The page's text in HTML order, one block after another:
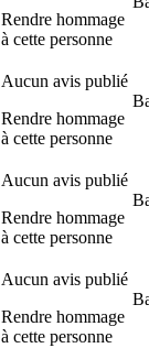
Rendre hommage
à cette personne
Aucun avis publié
Rendre hommage
à cette personne
Aucun avis publié
Rendre hommage
à cette personne
Aucun avis publié
Rendre hommage
à cette personne